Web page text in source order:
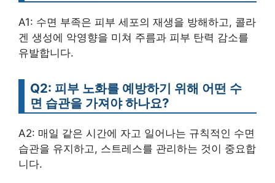
A1: 수면 부족은 피부 세포의 재생을 방해하고, 콜라
겐 생성에 악영향을 미쳐 주름과 피부 탄력 감소를
유발합니다.
Q2: 피부 노화를 예방하기 위해 어떤 수
면 습관을 가져야 하나요?
A2: 매일 같은 시간에 자고 일어나는 규칙적인 수면
습관을 유지하고, 스트레스를 관리하는 것이 중요합
니다.